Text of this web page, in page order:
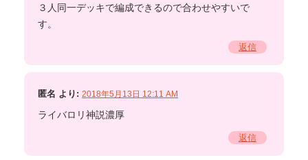
３人同一デッキで編成できるので合わせやすいで
す。
返信
匿名 より: 2018年5月13日 12:11 AM
ライバロリ神説濃厚
返信